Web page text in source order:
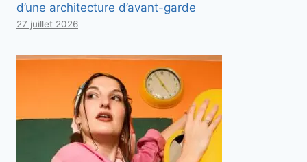
d’une architecture d’avant-garde
27 juillet 2026